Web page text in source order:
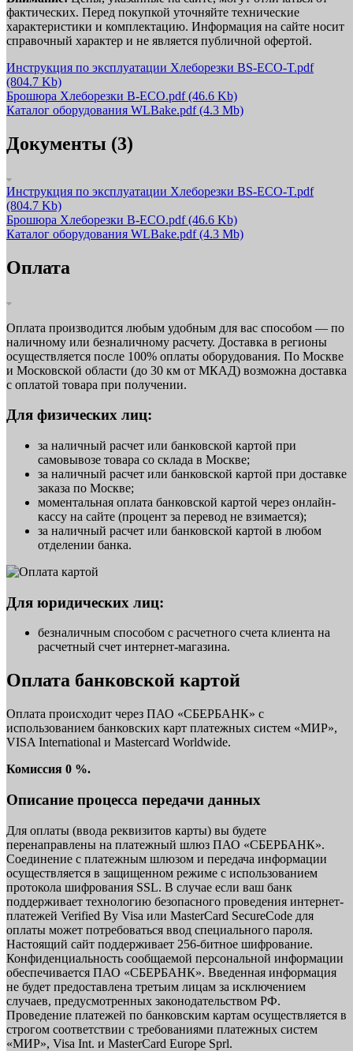
фактических. Перед покупкой уточняйте технические
характеристики и комплектацию. Информация на сайте носит
справочный характер и не является публичной офертой.
Инструкция по эксплуатации Хлеборезки BS-ECO-T.pdf
(804.7 Kb)
Брошюра Хлеборезки B-ECO.pdf(46.6 Kb)
Каталог оборудования WLBake.pdf(4.3 Mb)
Документы (3)
Инструкция по эксплуатации Хлеборезки BS-ECO-T.pdf
(804.7 Kb)
Брошюра Хлеборезки B-ECO.pdf(46.6 Kb)
Каталог оборудования WLBake.pdf(4.3 Mb)
Оплата
Оплата производится любым удобным для вас способом — по
наличному или безналичному расчету. Доставка в регионы
осуществляется после 100% оплаты оборудования. По Москве
и Московской области (до 30 км от МКАД) возможна доставка
с оплатой товара при получении.
Для физических лиц:
за наличный расчет или банковской картой при
самовывозе товара со склада в Москве;
за наличный расчет или банковской картой при доставке
заказа по Москве;
моментальная оплата банковской картой через онлайн-
кассу на сайте (процент за перевод не взимается);
за наличный расчет или банковской картой в любом
отделении банка.
Для юридических лиц:
безналичным способом с расчетного счета клиента на
расчетный счет интернет-магазина.
Оплата банковской картой
Оплата происходит через ПАО «СБЕРБАНК» с
использованием банковских карт платежных систем «МИР»,
VISA International и Mastercard Worldwide.
Комиссия 0 %.
Описание процесса передачи данных
Для оплаты (ввода реквизитов карты) вы будете
перенаправлены на платежный шлюз ПАО «СБЕРБАНК».
Соединение с платежным шлюзом и передача информации
осуществляется в защищенном режиме с использованием
протокола шифрования SSL. В случае если ваш банк
поддерживает технологию безопасного проведения интернет-
платежей Verified By Visa или MasterCard SecureCode для
оплаты может потребоваться ввод специального пароля.
Настоящий сайт поддерживает 256-битное шифрование.
Конфиденциальность сообщаемой персональной информации
обеспечивается ПАО «СБЕРБАНК». Введенная информация
не будет предоставлена третьим лицам за исключением
случаев, предусмотренных законодательством РФ.
Проведение платежей по банковским картам осуществляется в
строгом соответствии с требованиями платежных систем
«МИР», Visa Int. и MasterCard Europe Sprl.